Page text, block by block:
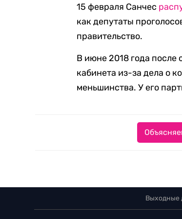
15 февраля Санчес
как депутаты
правительство.
В июне 2018 года после
кабинета из-за дела о
меньшинства. У его
Выходные